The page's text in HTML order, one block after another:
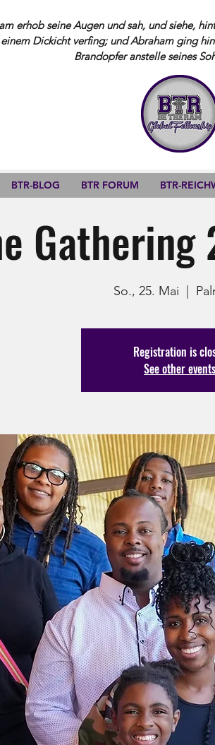
erhob seine Augen und sah, und siehe,
Dickicht verfing; und Abraham ging
Brandopfer anstelle seines
Gathering
So., 25. Mai
  |
Registration is
See other events
BTR-BLOG BTR FORUM BTR-